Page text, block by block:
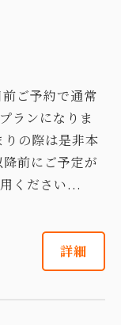
ご予約で通常
ランになりま
の際は是非本
前にご予定が
ください...
詳細